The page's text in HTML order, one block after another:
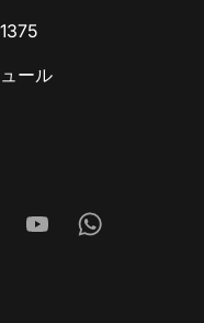
ール
YoutubeWhatsapp